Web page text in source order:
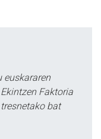
euskararen
Faktoria
bat